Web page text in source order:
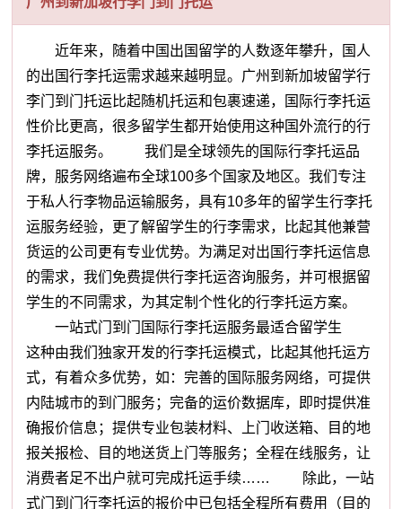
近年来，随着中国出国留学的人数逐年攀升，国人
的出国行李托运需求越来越明显。广州到新加坡留学行
李门到门托运比起随机托运和包裹速递，国际行李托运
性价比更高，很多留学生都开始使用这种国外流行的行
李托运服务。 我们是全球领先的国际行李托运品
牌，服务网络遍布全球100多个国家及地区。我们专注
于私人行李物品运输服务，具有10多年的留学生行李托
运服务经验，更了解留学生的行李需求，比起其他兼营
货运的公司更有专业优势。为满足对出国行李托运信息
的需求，我们免费提供行李托运咨询服务，并可根据留
学生的不同需求，为其定制个性化的行李托运方案。
一站式门到门国际行李托运服务最适合留学生
这种由我们独家开发的行李托运模式，比起其他托运方
式，有着众多优势，如：完善的国际服务网络，可提供
内陆城市的到门服务；完备的运价数据库，即时提供准
确报价信息；提供专业包装材料、上门收送箱、目的地
报关报检、目的地送货上门等服务；全程在线服务，让
消费者足不出户就可完成托运手续…… 除此，一站
式门到门行李托运的报价中已包括全程所有费用（目的